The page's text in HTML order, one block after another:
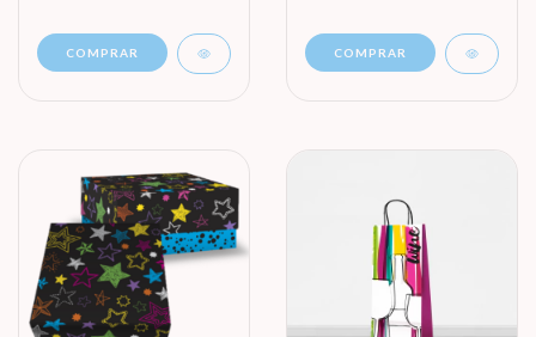
COMPRAR COMPRAR